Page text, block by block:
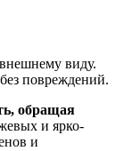
виду.
повреждений.
обращая
и ярко-
и